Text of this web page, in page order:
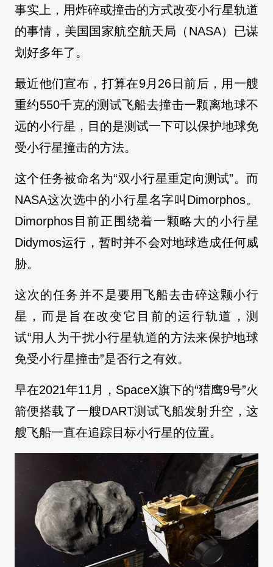
事实上，用炸碎或撞击的方式改变小行星轨道
的事情，美国国家航空航天局（NASA）已谋
划好多年了。
最近他们宣布，打算在9月26日前后，用一艘
重约550千克的测试飞船去撞击一颗离地球不
远的小行星，目的是测试一下可以保护地球免
受小行星撞击的方法。
这个任务被命名为“双小行星重定向测试”。而
NASA这次选中的小行星名字叫Dimorphos。
Dimorphos目前正围绕着一颗略大的小行星
Didymos运行，暂时并不会对地球造成任何威
胁。
这次的任务并不是要用飞船去击碎这颗小行
星，而是旨在改变它目前的运行轨道，测
试“用人为干扰小行星轨道的方法来保护地球
免受小行星撞击”是否行之有效。
早在2021年11月，SpaceX旗下的“猎鹰9号”火
箭便搭载了一艘DART测试飞船发射升空，这
艘飞船一直在追踪目标小行星的位置。